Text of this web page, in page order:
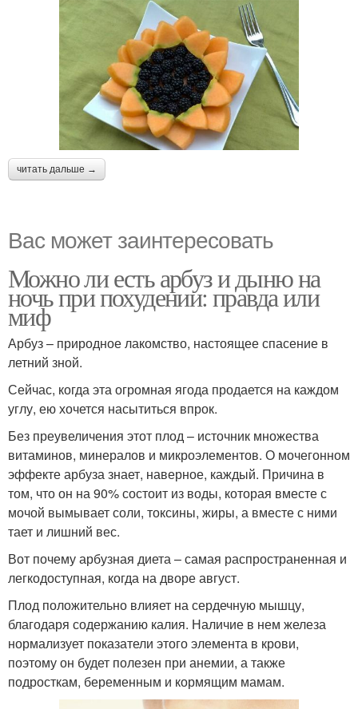
читать дальше →
Вас может заинтересовать
Можно ли есть арбуз и дыню на
ночь при похудении: правда или
миф
Арбуз – природное лакомство, настоящее спасение в
летний зной.
Сейчас, когда эта огромная ягода продается на каждом
углу, ею хочется насытиться впрок.
Без преувеличения этот плод – источник множества
витаминов, минералов и микроэлементов. О мочегонном
эффекте арбуза знает, наверное, каждый. Причина в
том, что он на 90% состоит из воды, которая вместе с
мочой вымывает соли, токсины, жиры, а вместе с ними
тает и лишний вес.
Вот почему арбузная диета – самая распространенная и
легкодоступная, когда на дворе август.
Плод положительно влияет на сердечную мышцу,
благодаря содержанию калия. Наличие в нем железа
нормализует показатели этого элемента в крови,
поэтому он будет полезен при анемии, а также
подросткам, беременным и кормящим мамам.